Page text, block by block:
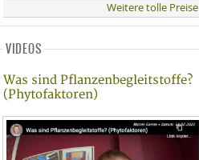
Weitere tolle Preise
VIDEOS
Was sind Pflanzenbegleitstoffe?
(Phytofaktoren)